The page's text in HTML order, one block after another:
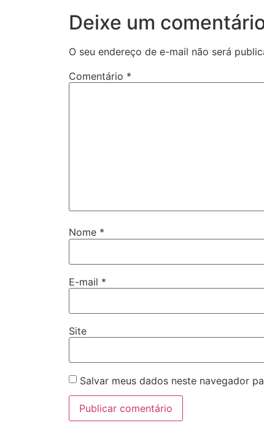
Deixe um
O seu endereço de e-mail não será
Comentário *
Nome *
E-mail *
Site
Salvar meus dados neste navegador